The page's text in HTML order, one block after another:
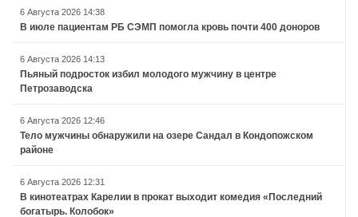
6 Августа 2026 14:38
В июле пациентам РБ СЭМП помогла кровь почти 400 доноров
6 Августа 2026 14:13
Пьяный подросток избил молодого мужчину в центре
Петрозаводска
6 Августа 2026 12:46
Тело мужчины обнаружили на озере Сандал в Кондопожском
районе
6 Августа 2026 12:31
В кинотеатрах Карелии в прокат выходит комедия «Последний
богатырь. Колобок»